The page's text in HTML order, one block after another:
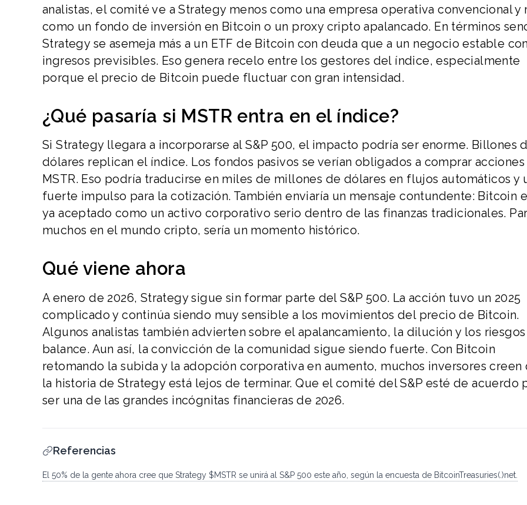
analistas, el comité ve a Strategy menos como una empresa operativa convencional y
como un fondo de inversión en Bitcoin o un proxy cripto apalancado. En términos
Strategy se asemeja más a un ETF de Bitcoin con deuda que a un negocio estable con
ingresos previsibles. Eso genera recelo entre los gestores del índice, especialmente
porque el precio de Bitcoin puede fluctuar con gran intensidad.
¿Qué pasaría si MSTR entra en el índice?
Si Strategy llegara a incorporarse al S&P 500, el impacto podría ser enorme. Billones
dólares replican el índice. Los fondos pasivos se verían obligados a comprar
MSTR. Eso podría traducirse en miles de millones de dólares en flujos automáticos y
fuerte impulso para la cotización. También enviaría un mensaje contundente: Bitcoin
ya aceptado como un activo corporativo serio dentro de las finanzas tradicionales.
muchos en el mundo cripto, sería un momento histórico.
Qué viene ahora
A enero de 2026, Strategy sigue sin formar parte del S&P 500. La acción tuvo un 2025
complicado y continúa siendo muy sensible a los movimientos del precio de Bitcoin.
Algunos analistas también advierten sobre el apalancamiento, la dilución y los
balance. Aun así, la convicción de la comunidad sigue siendo fuerte. Con Bitcoin
retomando la subida y la adopción corporativa en aumento, muchos inversores creen
la historia de Strategy está lejos de terminar. Que el comité del S&P esté de acuerdo
ser una de las grandes incógnitas financieras de 2026.
Referencias
El 50% de la gente ahora cree que Strategy $MSTR se unirá al S&P 500 este año, según la encuesta de BitcoinTreasuries(.)net.